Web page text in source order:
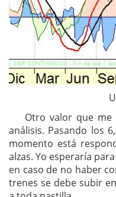
Otro valor que me
análisis. Pasando los
momento está
alzas. Yo esperaría
en caso de no haber
trenes se debe subir